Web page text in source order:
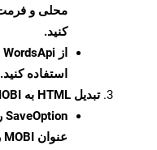
کنید.
استفاده کنید.
تبدیل HTML به MOBI با CellsApi
SaveOption
عنوان MOBI راه اندازی کنید